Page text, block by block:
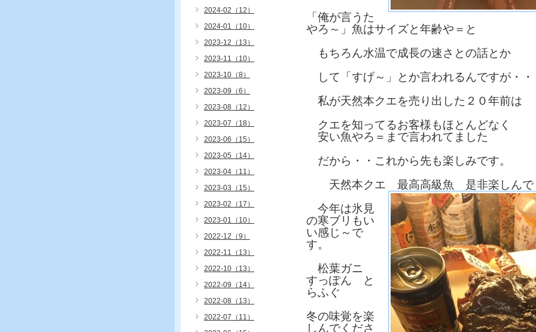
「俺が言うた
やろ～」魚はサイズと年齢や＝と
もちろん水温で成長の速さとの話とか
して「すげ～」とか言われるんですが・・
私が天然本クエを売り出した２０年前は
クエを知ってるお客様もほとんどなく
安い魚やろ＝まで言われてました
だから・・これから先も楽しみです。
天然本クエ 最高高級魚 是非楽しんで
今年は氷見
の寒ブリもい
い感じ～で
す。
松葉ガニ
すっぽん と
らふぐ
冬の味覚を楽
しんでくださ
2024-02（12）
2024-01（10）
2023-12（13）
2023-11（10）
2023-10（8）
2023-09（6）
2023-08（12）
2023-07（18）
2023-06（15）
2023-05（14）
2023-04（11）
2023-03（15）
2023-02（17）
2023-01（10）
2022-12（9）
2022-11（13）
2022-10（13）
2022-09（14）
2022-08（13）
2022-07（11）